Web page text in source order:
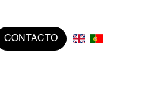
CONTACTO